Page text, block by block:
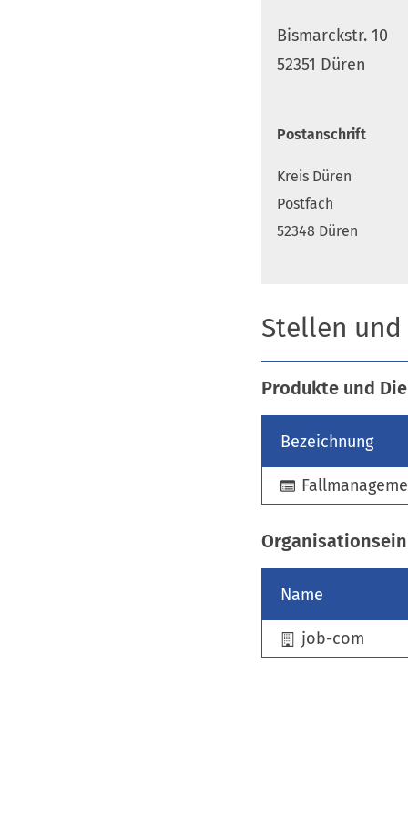
Bismarckstr. 10
52351 Düren
Postanschrift
Kreis Düren
Postfach
52348 Düren
Stellen
Produkte und
Bezeichnung
Name
job-com